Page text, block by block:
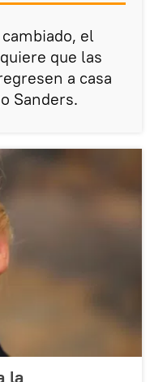
el
que las
a casa
Sanders.
la